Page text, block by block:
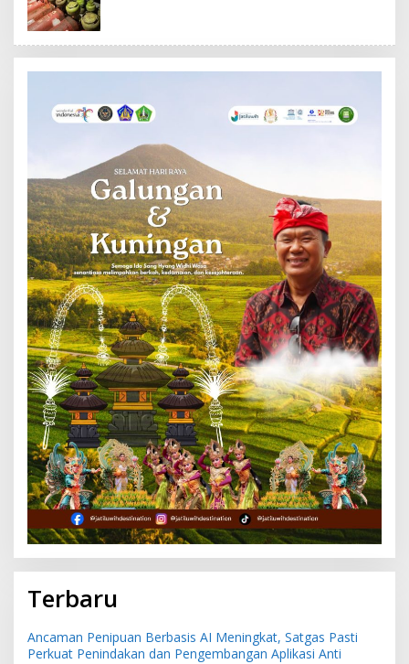
Terbaru
Ancaman Penipuan Berbasis AI Meningkat, Satgas Pasti
Perkuat Penindakan dan Pengembangan Aplikasi Anti